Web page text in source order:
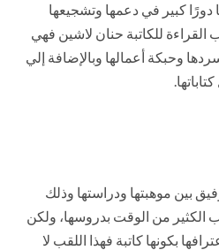
دورًا كبير في دعمها وتشجيعها
القراءة للكاتبة حنان لاشين فهي
وحبكة أعمالها وبالإضافة إلي
بين موهبتها ودراستها وذلك
الكثير من الوقت بدروسها، ولكن
بكونها كاتبة فهذا اللقب لا